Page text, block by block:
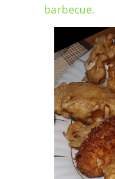
barbecue.